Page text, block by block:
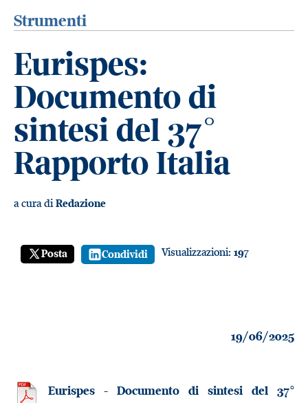
Strumenti
Eurispes:
Documento di
sintesi del 37°
Rapporto Italia
a cura diRedazione
Posta Condividi Visualizzazioni: 197
19/06/2025
Eurispes - Documento di sintesi del 37°